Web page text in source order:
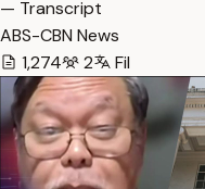
— Transcript
ABS-CBN News
1,274
2 Fil